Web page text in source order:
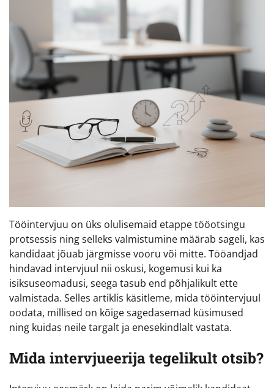
Tööintervjuu on üks olulisemaid etappe tööotsingu
protsessis ning selleks valmistumine määrab sageli, kas
kandidaat jõuab järgmisse vooru või mitte. Tööandjad
hindavad intervjuul nii oskusi, kogemusi kui ka
isiksuseomadusi, seega tasub end põhjalikult ette
valmistada. Selles artiklis käsitleme, mida tööintervjuul
oodata, millised on kõige sagedasemad küsimused
ning kuidas neile targalt ja enesekindlalt vastata.
Mida intervjueerija tegelikult otsib?